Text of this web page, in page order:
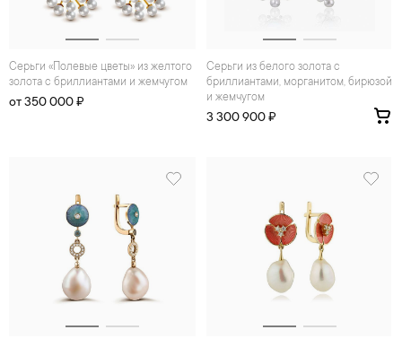
Серьги «Полевые цветы» из желтого
золота с бриллиантами и жемчугом
от 350 000 ₽
Серьги из белого золота с
бриллиантами, морганитом, бирюзой
и жемчугом
3 300 900 ₽